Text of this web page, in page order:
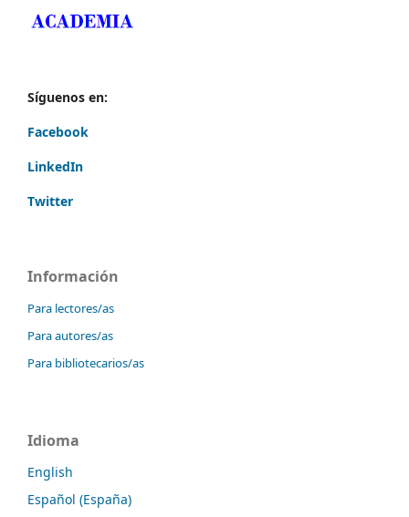
Síguenos en:
Facebook
LinkedIn
Twitter
Información
Para lectores/as
Para autores/as
Para bibliotecarios/as
Idioma
English
Español (España)